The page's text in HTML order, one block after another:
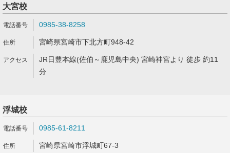
大宮校
0985-38-8258
宮崎県宮崎市下北方町948-42
JR日豊本線(佐伯～鹿児島中央) 宮崎神宮より 徒歩 約11
分
浮城校
0985-61-8211
宮崎県宮崎市浮城町67-3